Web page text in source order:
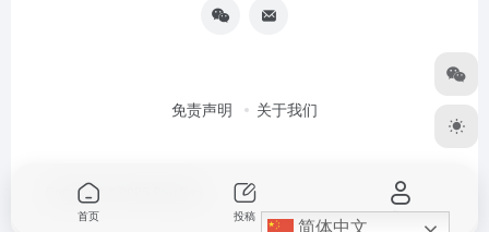
免责声明 关于我们
Copyright © 2026
简体中文
首页 投稿 我的